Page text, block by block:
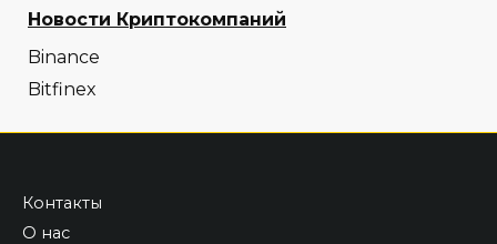
Новости Криптокомпаний
Binance
Bitfinex
Контакты
О нас